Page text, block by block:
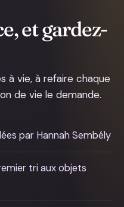
et gardez-
à vie, à refaire chaque
de vie le demande.
par Hannah Sembély
tri aux objets